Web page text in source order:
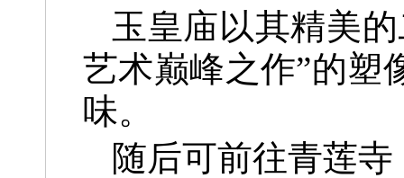
玉皇庙以其精美
艺术巅峰之作”的塑
味。
随后可前往青莲